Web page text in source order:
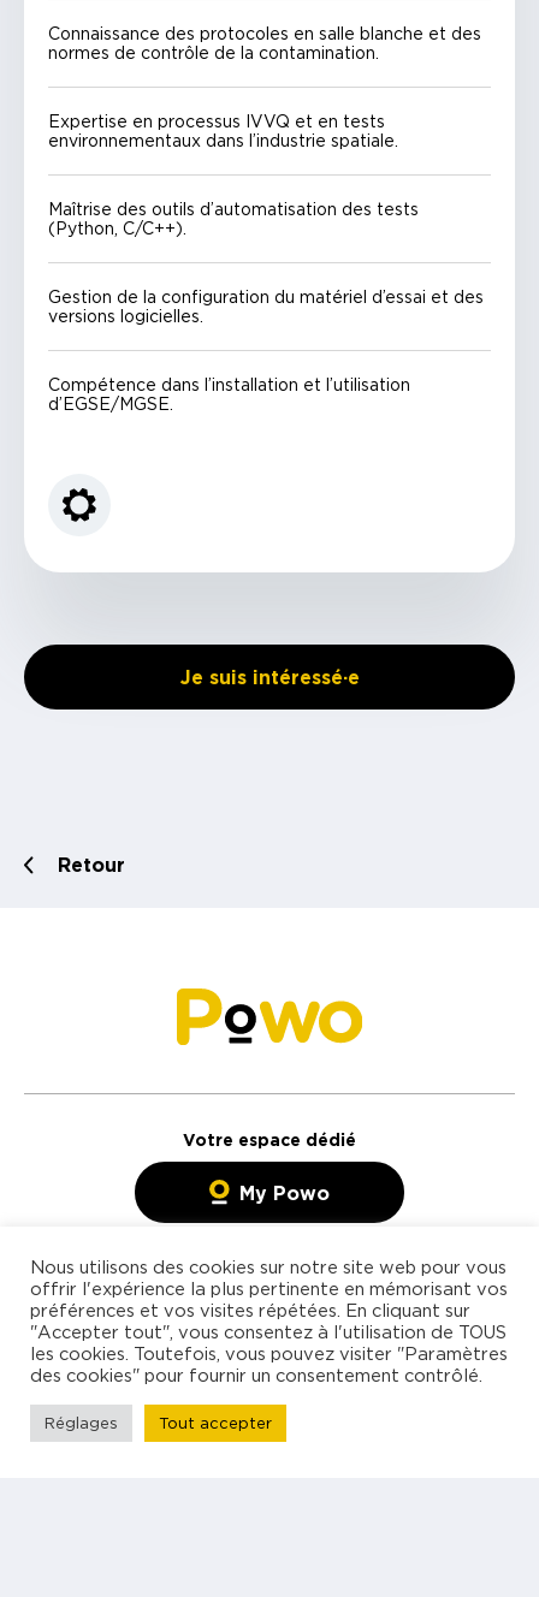
Connaissance des protocoles en salle blanche et des
normes de contrôle de la contamination.
Expertise en processus IVVQ et en tests
environnementaux dans l’industrie spatiale.
Maîtrise des outils d’automatisation des tests
(Python, C/C++).
Gestion de la configuration du matériel d’essai et des
versions logicielles.
Compétence dans l’installation et l’utilisation
d’EGSE/MGSE.
Je suis intéressé·e
Retour
Votre espace dédié
My Powo
Agence de freelances
spécialisée en management
et technologies
Freelance
Entreprise
Rechercher mission
Contact
Nous utilisons des cookies sur notre site web pour vous
offrir l'expérience la plus pertinente en mémorisant vos
préférences et vos visites répétées. En cliquant sur
"Accepter tout", vous consentez à l'utilisation de TOUS
les cookies. Toutefois, vous pouvez visiter "Paramètres
des cookies" pour fournir un consentement contrôlé.
Réglages Tout accepter